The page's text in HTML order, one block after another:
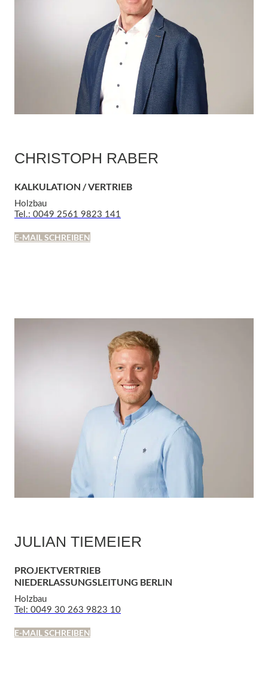
CHRISTOPH RABER
KALKULATION / VERTRIEB
Holzbau
Tel.: 0049 2561 9823 141
E-MAIL SCHREIBEN
JULIAN TIEMEIER
PROJEKTVERTRIEB
NIEDERLASSUNGSLEITUNG BERLIN
Holzbau
Tel: 0049 30 263 9823 10
E-MAIL SCHREIBEN